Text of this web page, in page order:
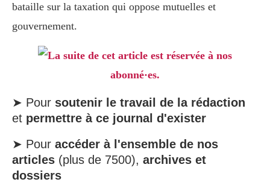
bataille sur la taxation qui oppose mutuelles et
gouvernement.
La suite de cet article est réservée à nos
abonné·es.
➤ Pour soutenir le travail de la rédaction
et permettre à ce journal d'exister
➤ Pour accéder à l'ensemble de nos
articles (plus de 7500), archives et
dossiers